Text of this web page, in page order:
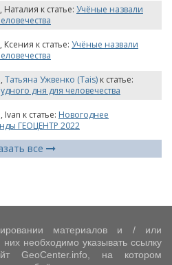
, Наталия к статье: Учёные назвали
, Ксения к статье: Учёные назвали
, Татьяна Ужвенко (Tais) к статье:
дня для человечества
, Ivan к статье: Новогоднее
ГЕОЦЕНТР 2022
все
материалов и / или
них необходимо указывать ссылку
GeoCenter.info, на котором